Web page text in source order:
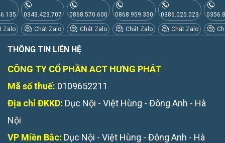
Zalo
0343.423.707
Chát Zalo
0868.570.600
Chát Zalo
0868.959.350
Chát Zalo
0386.025.023
Chát Zalo
THÔNG TIN LIÊN HỆ
CÔNG TY CỔ PHẦN ACT HƯNG PHÁT
Mã số thuế: 0109652211
Địa chỉ ĐKKD: Dục Nội - Việt Hùng - Đông Anh - Hà
Nội
VP Miền Bắc: Dục Nội - Việt Hùng - Đông Anh - Hà